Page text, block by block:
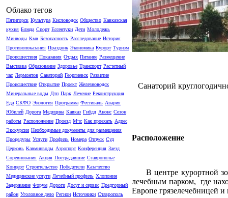
Облако тегов
Пятигорск Культура Кисловодск Общество Кавказская
кухня Блюда Спорт Ессентуки Дети Молодежь
Минводы Кмв Безопасность Расследование История
Противопоказания Праздник Экономика Курорт Туризм
Происшествия Показания Отдых Питание Размещение
Выставка Образование Здоровье Транспорт Расчетный
час Лермонтов Санаторий Георгиевск Развитие
Происшествие Открытие Проект Железноводск
Минеральные воды Дтп Парк Лечение Реконструкция
Еда СКФО Экология Программа Фестиваль Авария
Юбилей Дорога Медицина Кавказ Гибдд Анонс Сезон
работы Расположение Проезд Мчс Как проехать Адрес
Экскурсии Необходимые документы для размещения
Процедуры Услуги Профиль Номера Отпуск Суд
Церковь Кавминводы Аэропорт Конференция Заезд
Соревнования Акция Пострадавшие Ставрополье
Концерт Строительство Победители Казачество
Медицинские услуги Лечебный профиль Хлопонин
Задержание Форум Дороги Досуг и сервис Предгорный
район Уголовное дело Регион Источники Ставрополь
Санаторий
Расположение
В центре курортной
лечебным парком, где
Европе грязелечебницей